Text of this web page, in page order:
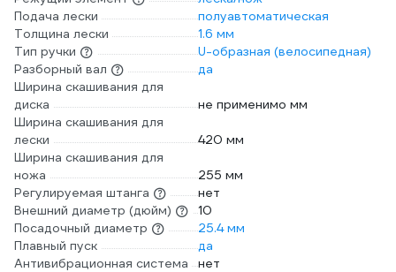
Подача лески
полуавтоматическая
Толщина лески
1.6 мм
Тип ручки
U-образная (велосипедная)
Разборный вал
да
Ширина скашивания для
диска
не применимо мм
Ширина скашивания для
лески
420 мм
Ширина скашивания для
ножа
255 мм
Регулируемая штанга
нет
Внешний диаметр (дюйм)
10
Посадочный диаметр
25.4 мм
Плавный пуск
да
Антивибрационная система
нет